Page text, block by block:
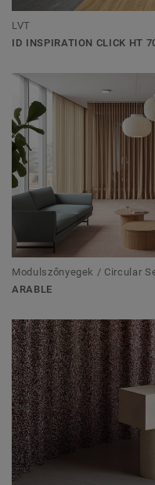
LVT
ID INSPIRATION CLICK HT
Modulszőnyegek / Circular
ARABLE